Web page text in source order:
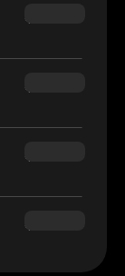
$54.90
$34.95
$160.00
$180.00